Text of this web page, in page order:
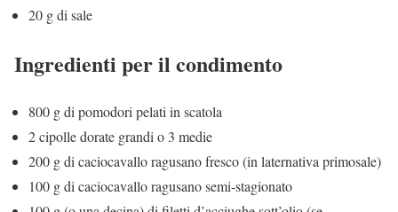
20 g di sale
Ingredienti per il condimento
800 g di pomodori pelati in scatola
2 cipolle dorate grandi o 3 medie
200 g di caciocavallo ragusano fresco (in laternativa primosale)
100 g di caciocavallo ragusano semi-stagionato